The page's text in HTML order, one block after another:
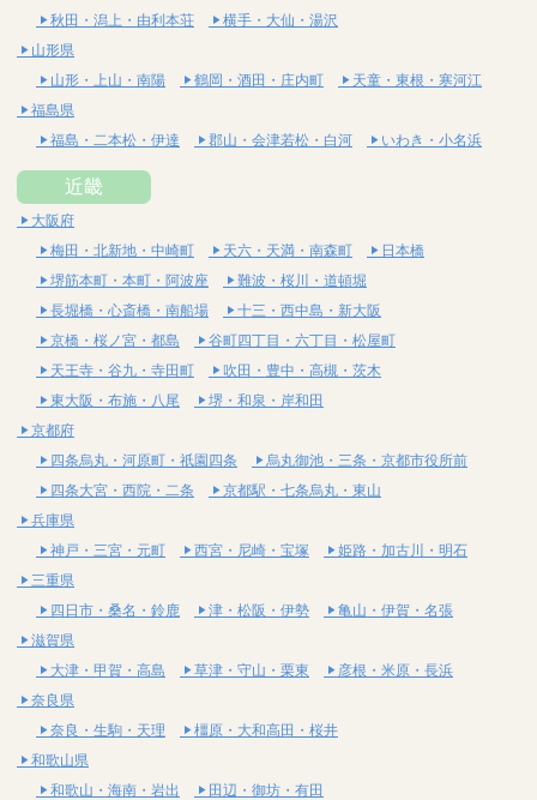
秋田・潟上・由利本荘
横手・大仙・湯沢
山形県
山形・上山・南陽
鶴岡・酒田・庄内町
天童・東根・寒河江
福島県
福島・二本松・伊達
郡山・会津若松・白河 いわき・小名浜
近畿
大阪府
梅田・北新地・中崎町
天六・天満・南森町
日本橋
堺筋本町・本町・阿波座
難波・桜川・道頓堀
長堀橋・心斎橋・南船場
十三・西中島・新大阪
京橋・桜ノ宮・都島
谷町四丁目・六丁目・松屋町
天王寺・谷九・寺田町
吹田・豊中・高槻・茨木
東大阪・布施・八尾
堺・和泉・岸和田
京都府
四条烏丸・河原町・祇園四条
烏丸御池・三条・京都市役所前
四条大宮・西院・二条
京都駅・七条烏丸・東山
兵庫県
神戸・三宮・元町
西宮・尼崎・宝塚
姫路・加古川・明石
三重県
四日市・桑名・鈴鹿
津・松阪・伊勢
亀山・伊賀・名張
滋賀県
大津・甲賀・高島
草津・守山・栗東
彦根・米原・長浜
奈良県
奈良・生駒・天理
橿原・大和高田・桜井
和歌山県
和歌山・海南・岩出
田辺・御坊・有田